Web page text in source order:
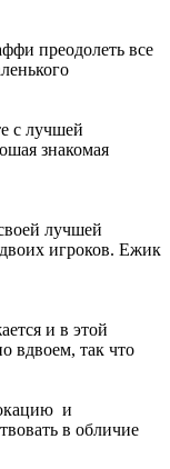
преодолеть все
с лучшей
знакомая
лучшей
игроков. Ежик
и в этой
вдвоем, так что
и
в обличие